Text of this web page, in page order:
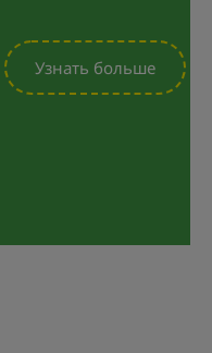
Узнать больше